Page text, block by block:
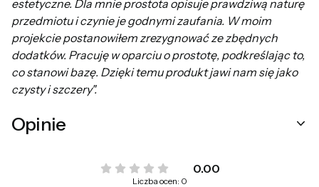
estetyczne. Dla mnie prostota opisuje prawdziwą naturę
przedmiotu i czynie je godnymi zaufania. W moim
projekcie postanowiłem zrezygnować ze zbędnych
dodatków. Pracuję w oparciu o prostotę, podkreślając to,
co stanowi bazę. Dzięki temu produkt jawi nam się jako
czysty i szczery".
Opinie
0.00
Liczba ocen: 0